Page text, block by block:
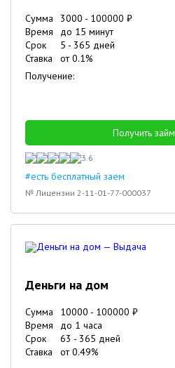
Сумма 3000 - 100000 ₽
Время
до 15 минут
Срок
5 - 365 дней
Ставка
от0.1%
Получение:
Получить займ
3.6
#есть бесплатный заем
№ Лицензии 2-11-01-77-000037
Деньги на дом
Сумма 10000 - 100000 ₽
Время
до 1 часа
Срок
63 - 365 дней
Ставка
от0.49%